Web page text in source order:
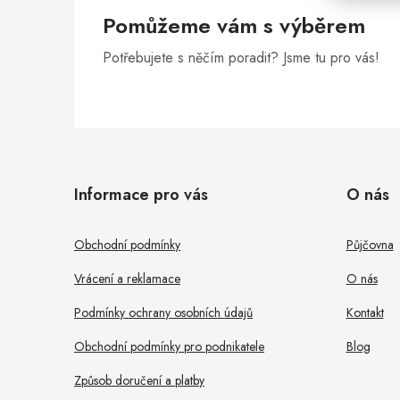
Pomůžeme vám s výběrem
Potřebujete s něčím poradit? Jsme tu pro vás!
Informace pro vás
Obchodní podmínky
Vrácení a reklamace
Podmínky ochrany osobních údajů
Obchodní podmínky pro podnikatele
Způsob doručení a platby
O nás
Půjčovna
O nás
Kontakt
Blog